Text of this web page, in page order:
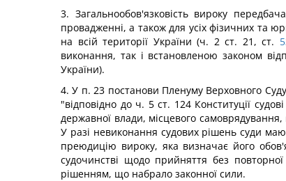
3. Загальнообов'язковість вироку
провадженні, а також для усіх фізичних та
на всій території України (ч. 2 ст. 21, ст.
виконання, так і встановленою законом
України).
4. У п. 23 постанови Пленуму Верховного
"відповідно до ч. 5 ст. 124 Конституції
державної влади, місцевого
У разі невиконання судових рішень суди
преюдицію вироку, яка визначає його
судочинстві щодо прийняття без
рішенням, що набрало законної сили.